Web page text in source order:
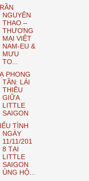
NGUYÊN
THAO –
THƯƠNG
MẠI VIỆT
NAM-EU &
MƯU
TO...
PHONG
TẦN: LÁI
THIÊU
GIỮA
LITTLE
SAIGON
TÌNH
NGÀY
11/11/201
8 TẠI
LITTLE
SAIGON
ỦNG HỘ...